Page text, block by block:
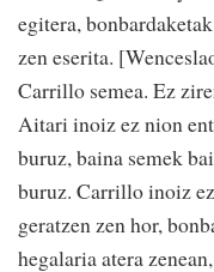
egitera,
zen eserita.
Carrillo semea. Ez
Aitari inoiz ez nion
buruz, baina semek
buruz. Carrillo inoiz
geratzen zen hor,
hegalaria atera